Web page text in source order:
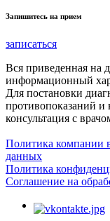
Запишитесь на прием
записаться
Вся приведенная на
информационный
Для постановки
противопоказаний и
консультация с
Политика компании
данных
Политика
Соглашение на